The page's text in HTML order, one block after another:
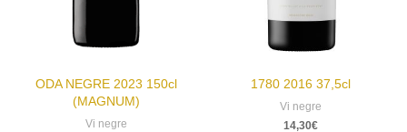
ODA NEGRE 2023 150cl
(MAGNUM)
Vi negre
1780 2016 37,5cl
Vi negre
14,30€